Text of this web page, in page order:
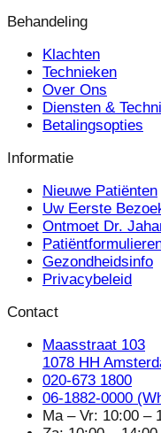
Behandeling
Klachten
Technieken
Over Ons
Diensten &
Betalingsopties
Informatie
Nieuwe Patiënten
Uw Eerste
Ontmoet Dr.
Gezondheidsinfo
Privacybeleid
Contact
Maasstraat 103
1078 HH
020-673 1800
06-1882-0000
Ma – Vr: 10:00 –